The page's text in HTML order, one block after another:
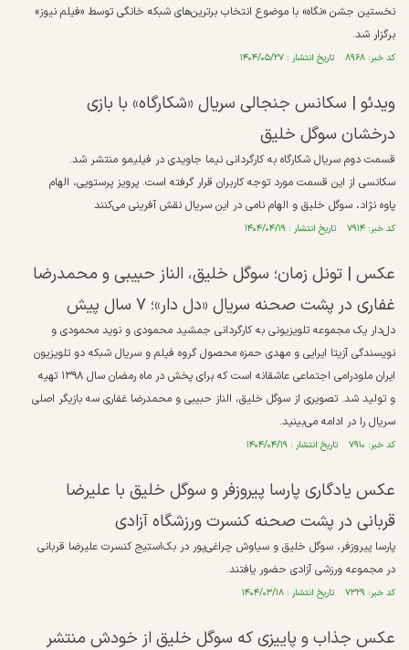
نخستین جشن «نگاه» با موضوع انتخاب برترین‌‌های شبکه خانگی توسط «فیلم نیوز»
برگزار شد.
کد خبر: ۸۹۶۸ تاریخ انتشار : ۱۴۰۴/۰۵/۲۷
ویدئو | سکانس جنجالی سریال «شکارگاه» با بازی
درخشان سوگل خلیق
قسمت دوم سریال شکارگاه به کارگردانی نیما جاویدی در فیلیمو منتشر شد.
سکانسی از این قسمت مورد توجه کاربران قرار گرفته است. پرویز پرستویی، الهام
پاوه نژاد، سوگل خلیق و الهام نامی در این سریال نقش آفرینی می‌کنند
کد خبر: ۷۹۱۴ تاریخ انتشار : ۱۴۰۴/۰۴/۱۹
عکس | تونل زمان؛ سوگل خلیق، الناز حبیبی و محمدرضا
غفاری در پشت صحنه سریال «دل دار»؛ ۷ سال پیش
دل‌دار یک مجموعه تلویزیونی به کارگردانی جمشید محمودی و نوید محمودی و
نویسندگی آزیتا ایرایی و مهدی حمزه محصول گروه فیلم و سریال شبکه دو تلویزیون
ایران ملودرامی اجتماعی عاشقانه است که برای پخش در ماه رمضان سال ۱۳۹۸ تهیه
و تولید شد. تصویری از سوگل خلیق، الناز حبیبی و محمدرضا غفاری سه بازیگر اصلی
سریال را در ادامه می‌بینید.
کد خبر: ۷۹۱۰ تاریخ انتشار : ۱۴۰۴/۰۴/۱۹
عکس یادگاری پارسا پیروزفر و سوگل خلیق با علیرضا
قربانی در پشت صحنه کنسرت ورزشگاه آزادی
پارسا پیروز‌فر، سوگل خلیق و سیاوش چراغی‌پور در بک‌استیج کنسرت علیرضا قربانی
در مجموعه ورزشی آزادی حضور یافتند.
کد خبر: ۷۳۲۹ تاریخ انتشار : ۱۴۰۴/۰۳/۱۸
عکس جذاب و پاییزی که سوگل خلیق از خودش منتشر